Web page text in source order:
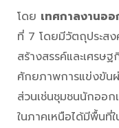
โดย เทศกาลงานอ
ที่ 7 โดยมีวัตถุประส
สร้างสรรค์และเศรษ
ศักยภาพการแข่งขัน
ส่วนเช่นชุมชนนักออ
ในภาคเหนือได้มีพื้นที่